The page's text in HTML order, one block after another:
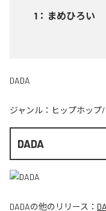
1 ： まめひろい
DADA
ジャンル： ヒップホップ
DADA
DADAの他のリリース：